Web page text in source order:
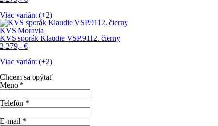
Viac variánt (+2)
KVS Moravia
KVS sporák Klaudie VSP.9112. čierny
2 279,- €
Viac variánt (+2)
Chcem sa opýtať
Meno *
Telefón *
E-mail *